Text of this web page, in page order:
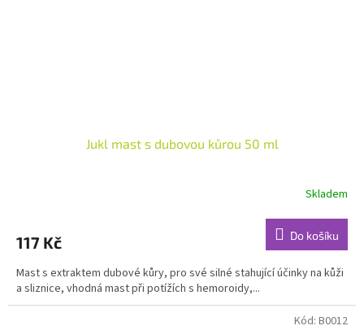
Jukl mast s dubovou kůrou 50 ml
je
z
5
hvězdiček.
Skladem
117 Kč Do košíku
Mast s extraktem dubové kůry, pro své silné stahující účinky na kůži
a sliznice, vhodná mast při potížích s hemoroidy,...
Kód: B0012